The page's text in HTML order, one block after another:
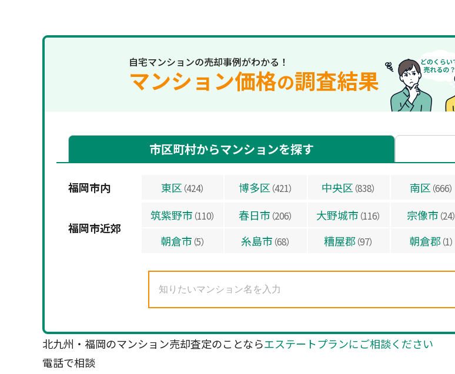
自宅マンションの売却事例がわかる！
マンション価格の調査結果
市区町村からマンションを探す
福岡市内 東区 （424） 博多区 （421） 中央区 （838） 南区 （666）
福岡市近郊
筑紫野市 （110） 春日市 （206） 大野城市 （116） 宗像市 （24）
朝倉市 （5） 糸島市 （68） 糟屋郡 （97） 朝倉郡 （1）
北九州・福岡のマンション売却査定のことならエステートプランにご相談ください
電話で相談